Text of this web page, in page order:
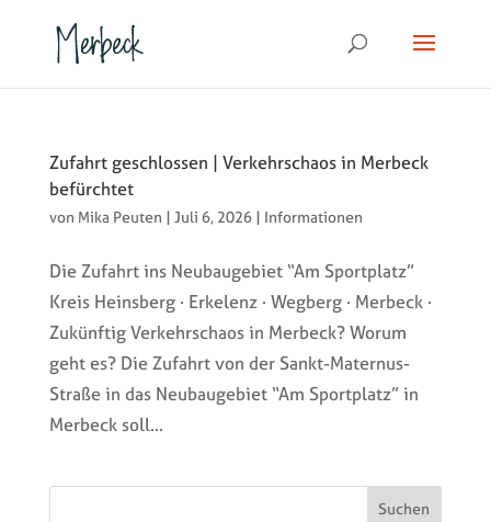
Zufahrt geschlossen | Verkehrschaos in Merbeck
befürchtet
von Mika Peuten | Juli 6, 2026| Informationen
Die Zufahrt ins Neubaugebiet “Am Sportplatz”
Kreis Heinsberg · Erkelenz · Wegberg · Merbeck ·
Zukünftig Verkehrschaos in Merbeck? Worum
geht es? Die Zufahrt von der Sankt-Maternus-
Straße in das Neubaugebiet “Am Sportplatz” in
Merbeck soll...
Suchen